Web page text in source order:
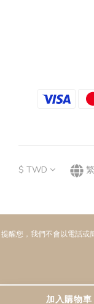
加入購物車
$ TWD
提醒您，我們不會以電話或